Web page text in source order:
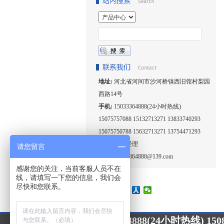
地址: 河北省河间市沙河桥镇西旧馆村梨园
西路14号
手机: 15033364888(24小时热线)
15075757088 15132713271 13833740293
15075750788 15632713271 13754471293
王经理
邮箱:15033364888@139.com
24小时咨询热线： 15033364888(24小时热线)
请您留言
感谢您的关注，当前客服人员不在
线，请填写一下您的信息，我们会
尽快和您联系。